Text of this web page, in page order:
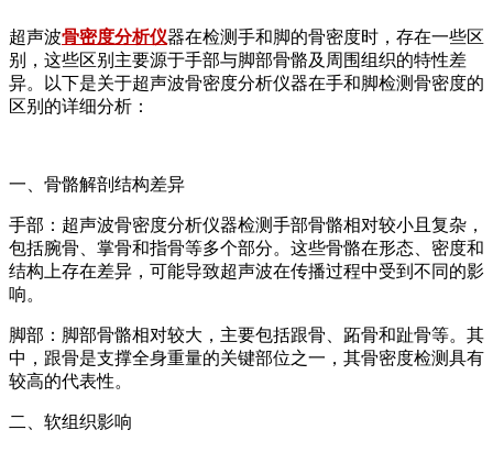
超声波骨密度分析仪器在检测手和脚的骨密度时，存在一些区
别，这些区别主要源于手部与脚部骨骼及周围组织的特性差
异。以下是关于超声波骨密度分析仪器在手和脚检测骨密度的
区别的详细分析：
一、骨骼解剖结构差异
手部：超声波骨密度分析仪器检测手部骨骼相对较小且复杂，
包括腕骨、掌骨和指骨等多个部分。这些骨骼在形态、密度和
结构上存在差异，可能导致超声波在传播过程中受到不同的影
响。
脚部：脚部骨骼相对较大，主要包括跟骨、跖骨和趾骨等。其
中，跟骨是支撑全身重量的关键部位之一，其骨密度检测具有
较高的代表性。
二、软组织影响